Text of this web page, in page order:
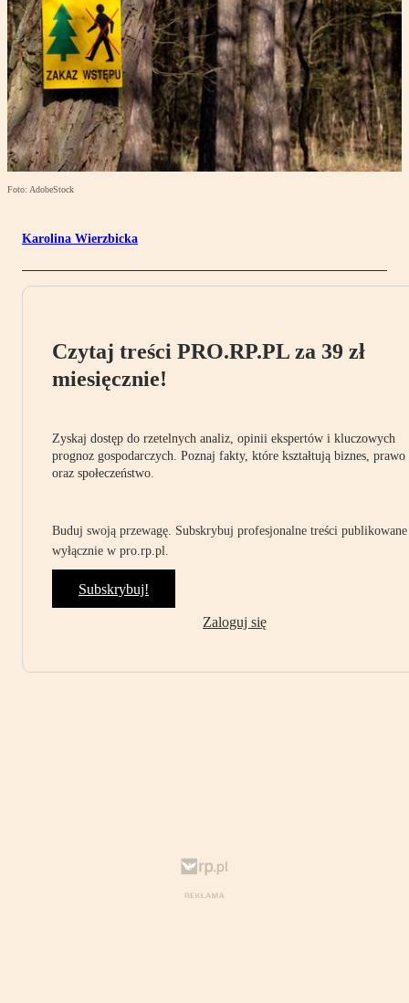
Foto: AdobeStock
Karolina Wierzbicka
Czytaj treści PRO.RP.PL za 39 zł
miesięcznie!
Zyskaj dostęp do rzetelnych analiz, opinii ekspertów i kluczowych
prognoz gospodarczych. Poznaj fakty, które kształtują biznes, prawo
oraz społeczeństwo.
Buduj swoją przewagę. Subskrybuj profesjonalne treści publikowane
wyłącznie w pro.rp.pl.
Subskrybuj!
Zaloguj się